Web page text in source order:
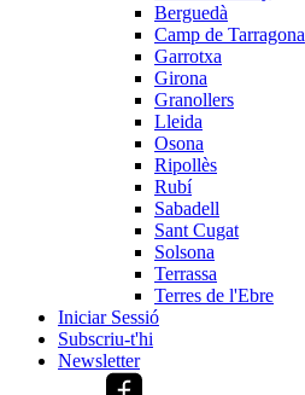
Berguedà
Camp de Tarragona
Garrotxa
Girona
Granollers
Lleida
Osona
Ripollès
Rubí
Sabadell
Sant Cugat
Solsona
Terrassa
Terres de l'Ebre
Iniciar Sessió
Subscriu-t'hi
Newsletter